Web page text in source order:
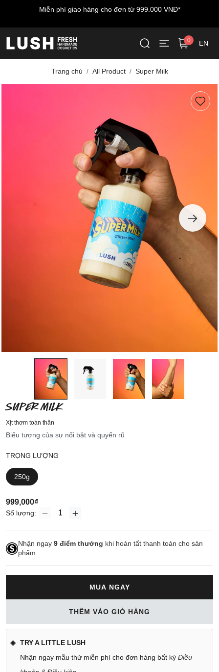
Miễn phí giao hàng cho đơn từ 999.000 VNĐ*
0 EN
Trang chủ All Product Super Milk
SUPER MILK
Xịt thơm toàn thân
Biểu tượng của sự nổi bật và quyến rũ
TRỌNG LƯỢNG
250g
999,000₫
Số lượng:
Nhận ngay 9 điểm thưởng khi hoàn tất thanh toán cho sản
phẩm
MUA NGAY
THÊM VÀO GIỎ HÀNG
TRY A LITTLE LUSH
Nhận ngay mẫu thử miễn phí cho đơn hàng bất kỳ Điều